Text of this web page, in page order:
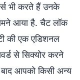
भी करते हैं उनके
आया है. चैट लॉक
की एक एडिशनल
से सिक्योर करने
आपको किसी अन्य